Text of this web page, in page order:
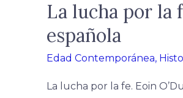
La lucha por la
española
Edad Contemporánea,
La lucha por la fe. Eoin